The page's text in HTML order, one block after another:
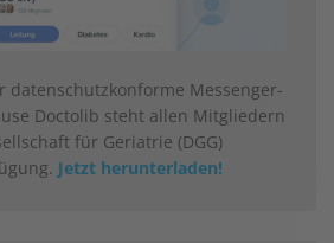
datenschutzkonforme Messenger-
Doctolib steht allen Mitgliedern
für Geriatrie (DGG)
Jetzt herunterladen!